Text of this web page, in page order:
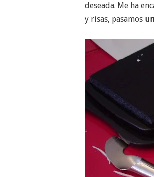
deseada. Me ha
y risas, pasamos